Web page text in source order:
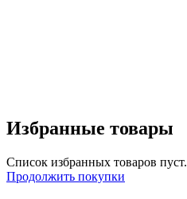
Избранные товары
Список избранных товаров пуст.
Продолжить покупки